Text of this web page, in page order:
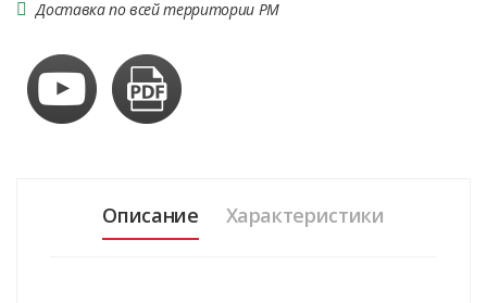
Доставка по всей территории РМ
Описание Характеристики